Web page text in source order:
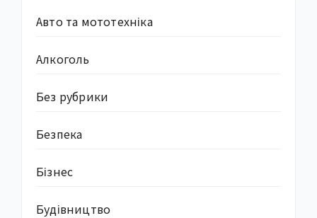
Авто та мототехніка
Алкоголь
Без рубрики
Безпека
Бізнес
Будівництво